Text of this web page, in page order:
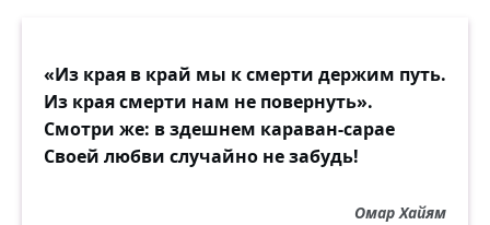
«Из края в край мы к смерти держим путь.
Из края смерти нам не повернуть».
Смотри же: в здешнем караван-сарае
Своей любви случайно не забудь!
Омар Хайям